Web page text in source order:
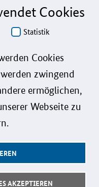
gleichzeitige Verwendung der
alle Geschlechter.
Cookies
Statistik
Cookies
zwingend
ermöglichen,
Webseite zu
AKZEPTIEREN